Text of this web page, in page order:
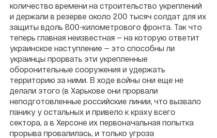
количество времени на строительство укреплений
и держали в резерве около 200 тысяч солдат для их
защиты вдоль 800-километрового фронта. Так что
теперь главная неизвестная — на которую ответит
украинское наступление — это способны ли
украинцы прорвать эти укрепленные
оборонительные сооружения и удержать
территорию за ними. В ходе войны они еще не
делали этого (в Харькове они прорвали
неподготовленные российские линии, что вызвало
панику у остальных и привело к краху всего
сектора, а в Херсоне их первоначальная попытка
прорыва провалилась, и только угроза